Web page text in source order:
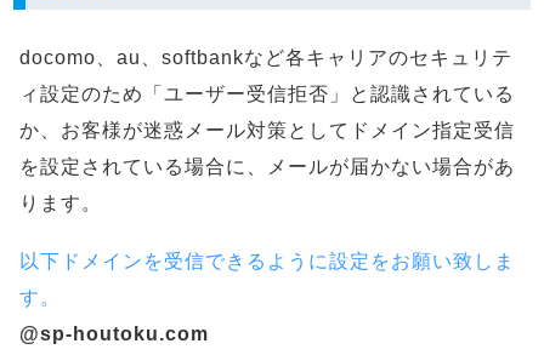
docomo、au、softbankなど各キャリアのセキュリテ
ィ設定のため「ユーザー受信拒否」と認識されている
か、お客様が迷惑メール対策としてドメイン指定受信
を設定されている場合に、メールが届かない場合があ
ります。
以下ドメインを受信できるように設定をお願い致しま
す。
@sp-houtoku.com